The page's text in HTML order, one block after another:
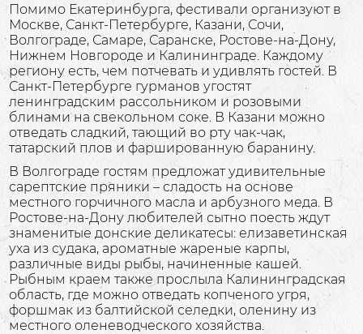
Помимо Екатеринбурга, фестивали организуют в
Москве, Санкт-Петербурге, Казани, Сочи,
Волгограде, Самаре, Саранске, Ростове-на-Дону,
Нижнем Новгороде и Калининграде. Каждому
региону есть, чем потчевать и удивлять гостей. В
Санкт-Петербурге гурманов угостят
ленинградским рассольником и розовыми
блинами на свекольном соке. В Казани можно
отведать сладкий, тающий во рту чак-чак,
татарский плов и фаршированную баранину.
В Волгограде гостям предложат удивительные
сарептские пряники – сладость на основе
местного горчичного масла и арбузного меда. В
Ростове-на-Дону любителей сытно поесть ждут
знаменитые донские деликатесы: елизаветинская
уха из судака, ароматные жареные карпы,
различные виды рыбы, начиненные кашей.
Рыбным краем также прослыла Калининградская
область, где можно отведать копченого угря,
форшмак из балтийской селедки, оленину из
местного оленеводческого хозяйства.